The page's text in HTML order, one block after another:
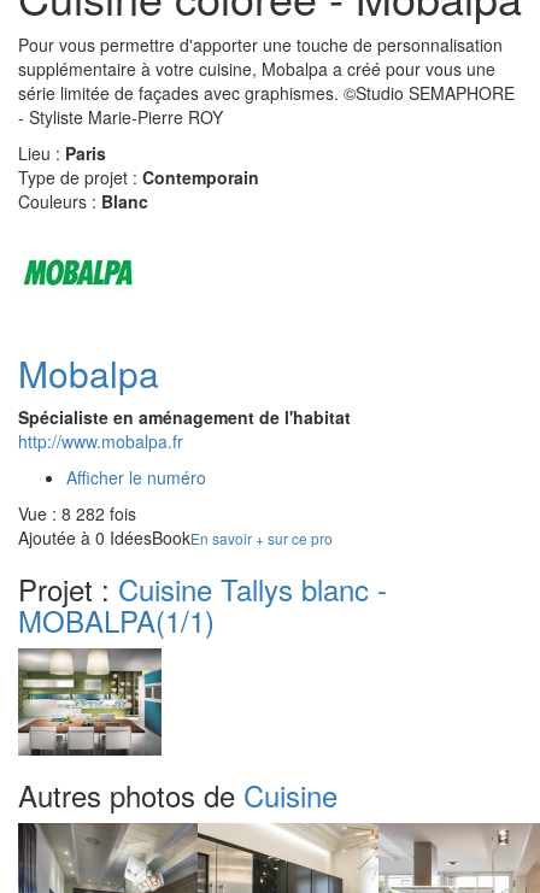
Pour vous permettre d'apporter une touche de personnalisation
supplémentaire à votre cuisine, Mobalpa a créé pour vous une
série limitée de façades avec graphismes. ©Studio SEMAPHORE
- Styliste Marie-Pierre ROY
Lieu : Paris
Type de projet : Contemporain
Couleurs : Blanc
Mobalpa
Spécialiste en aménagement de l'habitat
http://www.mobalpa.fr
Afficher le numéro
Vue : 8 282 fois
Ajoutée à 0 IdéesBookEn savoir + sur ce pro
Projet : Cuisine Tallys blanc -
MOBALPA(1/1)
Autres photos de Cuisine